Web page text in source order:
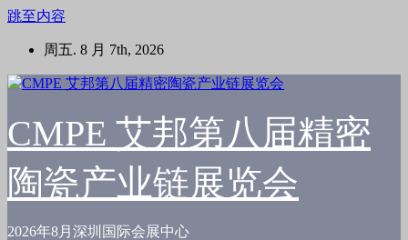
跳至内容
周五. 8 月 7th, 2026
CMPE 艾邦第八届精密
陶瓷产业链展览会
2026年8月深圳国际会展中心